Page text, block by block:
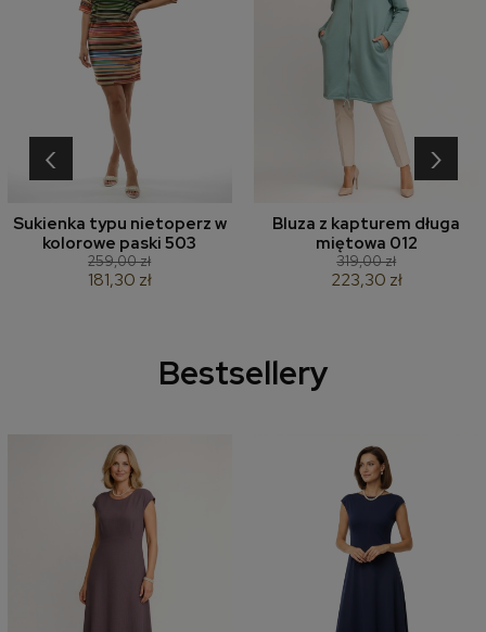
Sukienka typu nietoperz w
kolorowe paski 503
259,00 zł
181,30 zł
Bluza z kapturem długa
miętowa 012
319,00 zł
223,30 zł
‹ ›
Bestsellery